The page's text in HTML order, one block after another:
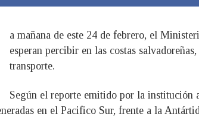
a mañana de este 24 de febrero, el
esperan percibir en las costas
transporte.
Según el reporte emitido por la institución
en el Pacifico Sur, frente a la